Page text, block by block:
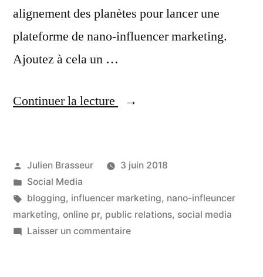
alignement des planètes pour lancer une
plateforme de nano-influencer marketing.
Ajoutez à cela un …
Continuer la lecture
« Be
le
Nano-
Influencer
Marketing »
Publié
par
Julien Brasseur
3 juin 2018
Publié
dans
Social Media
Étiquettes :
blogging, influencer marketing, nano-infleuncer
marketing, online pr, public relations, social media
Laisser un commentairesur